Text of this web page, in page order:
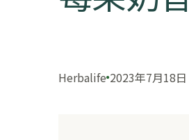
Herbalife 2023年7月18日